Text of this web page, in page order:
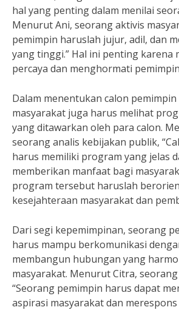
hal yang penting dalam menilai
Menurut Ani, seorang aktivis
pemimpin haruslah jujur, adil, dan
yang tinggi.” Hal ini penting karena
percaya dan menghormati
Dalam menentukan calon pemimpin
masyarakat juga harus melihat
yang ditawarkan oleh para calon.
seorang analis kebijakan publik,
harus memiliki program yang jelas
memberikan manfaat bagi
program tersebut haruslah
kesejahteraan masyarakat dan
Dari segi kepemimpinan, seorang
harus mampu berkomunikasi
membangun hubungan yang
masyarakat. Menurut Citra,
“Seorang pemimpin harus dapat
aspirasi masyarakat dan merespons